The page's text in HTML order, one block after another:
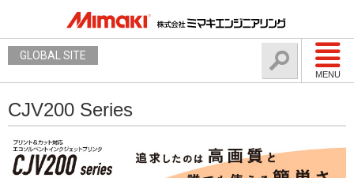
MENU
GLOBAL SITE
CJV200 Series